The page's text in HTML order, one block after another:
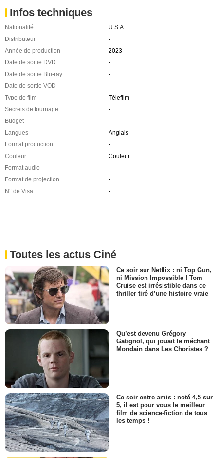
Infos techniques
Nationalité
U.S.A.
Distributeur
-
Année de production
2023
Date de sortie DVD
-
Date de sortie Blu-ray
-
Date de sortie VOD
-
Type de film
Télefilm
Secrets de tournage
-
Budget
-
Langues
Anglais
Format production
-
Couleur
Couleur
Format audio
-
Format de projection
-
N° de Visa
-
Toutes les actus Ciné
Ce soir sur Netflix : ni Top Gun,
ni Mission Impossible ! Tom
Cruise est irrésistible dans ce
thriller tiré d’une histoire vraie
Qu’est devenu Grégory
Gatignol, qui jouait le méchant
Mondain dans Les Choristes ?
Ce soir entre amis : noté 4,5 sur
5, il est pour vous le meilleur
film de science-fiction de tous
les temps !